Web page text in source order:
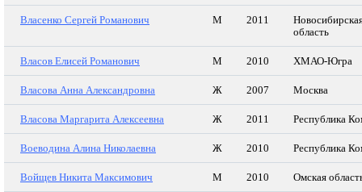
Власенко Сергей Романович М 2011
область
Власов Елисей Романович М 2010 ХМАО-Югра
Власова Анна Александровна Ж 2007 Москва
Власова Маргарита Алексеевна Ж 2011 Республика
Воеводина Алина Николаевна Ж 2010 Республика
Войщев Никита Максимович М 2010 Омская